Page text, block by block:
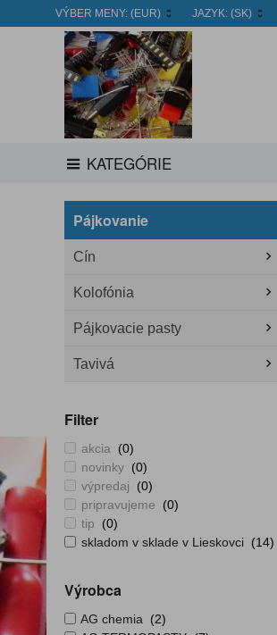
VÝBER MENY: (EUR) JAZYK: (SK)
KATEGÓRIE
Pájkovanie
Cín
Kolofónia
Pájkovacie pasty
Tavivá
Filter
akcia
(0)
novinky (0)
výpredaj
(0)
pripravujeme
(0)
tip
(0)
skladom v sklade v Lieskovci (14)
Výrobca
AG chemia
(2)